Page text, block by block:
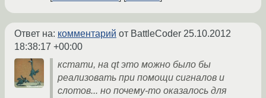
Ответ на: комментарий от BattleCoder 25.10.2012
18:38:17 +00:00
кстати, на qt это можно было бы
реализовать при помощи сигналов и
слотов... но почему-то оказалось для